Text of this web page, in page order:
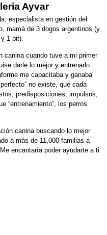
Ayvar
especialista en gestión del
mamá de 3 dogos argentinos (y
1 pit).
canina cuando tuve a mi primer
darle lo mejor y entrenarlo
me capacitaba y ganaba
no existe, que cada
predisposiciones, impulsos,
“entrenamiento”, los perros
canina buscando lo mejor
a más de 11,000 familias a
encantaría poder ayudarte a ti